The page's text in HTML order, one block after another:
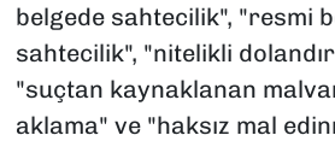
belgede sahtecilik", "resmi
sahtecilik", "nitelikli
"suçtan kaynaklanan
aklama" ve "haksız mal